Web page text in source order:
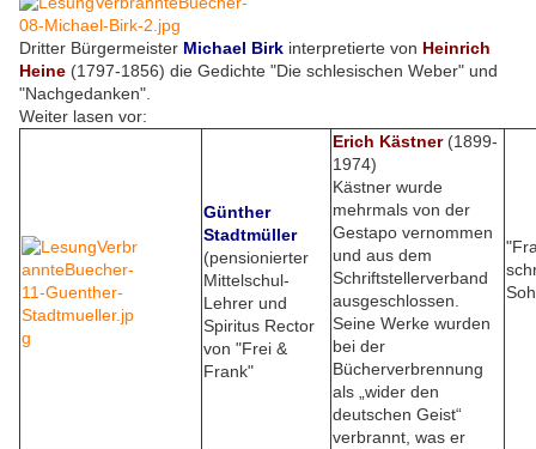
Dritter Bürgermeister Michael Birk interpretierte von Heinrich
Heine (1797-1856) die Gedichte "Die schlesischen Weber" und
"Nachgedanken".
Weiter lasen vor:
Günther
Stadtmüller
(pensionierter
Mittelschul-
Lehrer und
Spiritus Rector
von "Frei &
Frank"
Erich Kästner(1899-
1974)
Kästner wurde
mehrmals von der
Gestapo vernommen
und aus dem
Schriftstellerverband
ausgeschlossen.
Seine Werke wurden
bei der
Bücherverbrennung
als „wider den
deutschen Geist“
verbrannt, was er